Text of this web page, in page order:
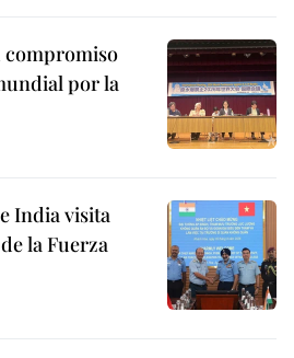
compromiso
por la
India visita
la Fuerza